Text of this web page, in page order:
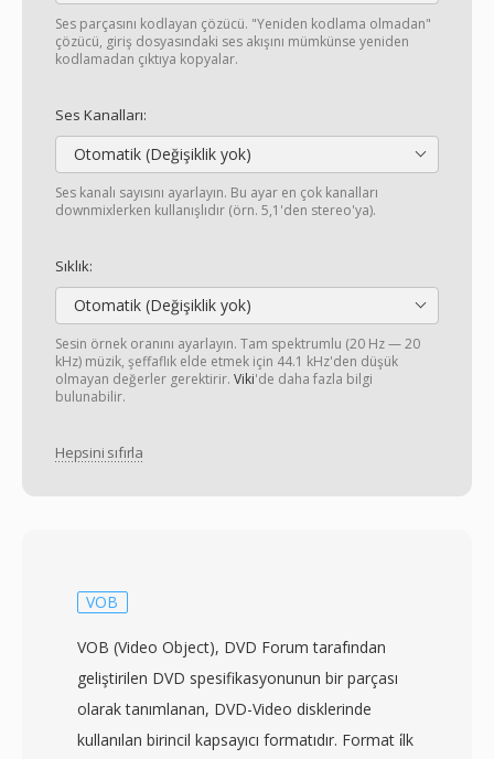
Ses parçasını kodlayan çözücü. "Yeniden kodlama olmadan"
çözücü, giriş dosyasındaki ses akışını mümkünse yeniden
kodlamadan çıktıya kopyalar.
Ses Kanalları:
Otomatik (Değişiklik yok)
Ses kanalı sayısını ayarlayın. Bu ayar en çok kanalları
downmixlerken kullanışlıdır (örn. 5,1'den stereo'ya).
Sıklık:
Otomatik (Değişiklik yok)
Sesin örnek oranını ayarlayın. Tam spektrumlu (20 Hz — 20
kHz) müzik, şeffaflık elde etmek için 44.1 kHz'den düşük
olmayan değerler gerektirir. Viki'de daha fazla bilgi
bulunabilir.
Hepsini sıfırla
VOB
VOB (Video Object), DVD Forum tarafından
geliştirilen DVD spesifikasyonunun bir parçası
olarak tanımlanan, DVD-Video disklerinde
kullanılan birincil kapsayıcı formatıdır. Format i̇lk